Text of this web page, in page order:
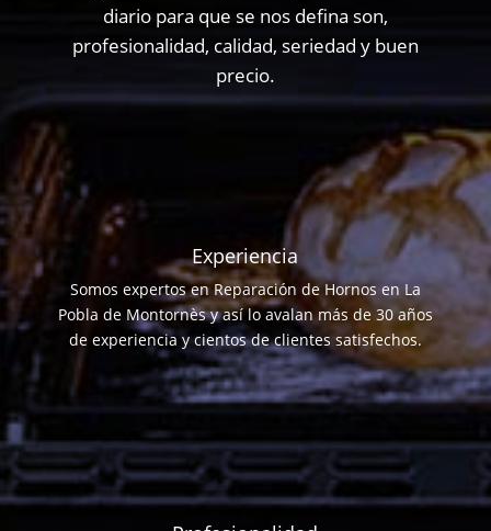
diario para que se nos defina son,
profesionalidad, calidad, seriedad y buen
precio.
Experiencia
Somos expertos en Reparación de Hornos en La
Pobla de Montornès y así lo avalan más de 30 años
de experiencia y cientos de clientes satisfechos.